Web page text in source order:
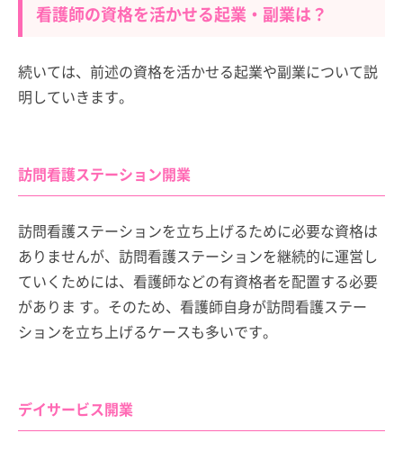
看護師の資格を活かせる起業・副業は？
続いては、前述の資格を活かせる起業や副業について説
明していきます。
訪問看護ステーション開業
訪問看護ステーションを立ち上げるために必要な資格は
ありませんが、訪問看護ステーションを継続的に運営し
ていくためには、看護師などの有資格者を配置する必要
がありま す。そのため、看護師自身が訪問看護ステー
ションを立ち上げるケースも多いです。
デイサービス開業